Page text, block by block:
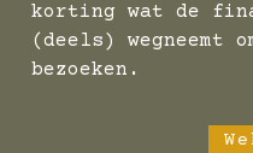
korting wat de
(deels) wegneemt
bezoeken.